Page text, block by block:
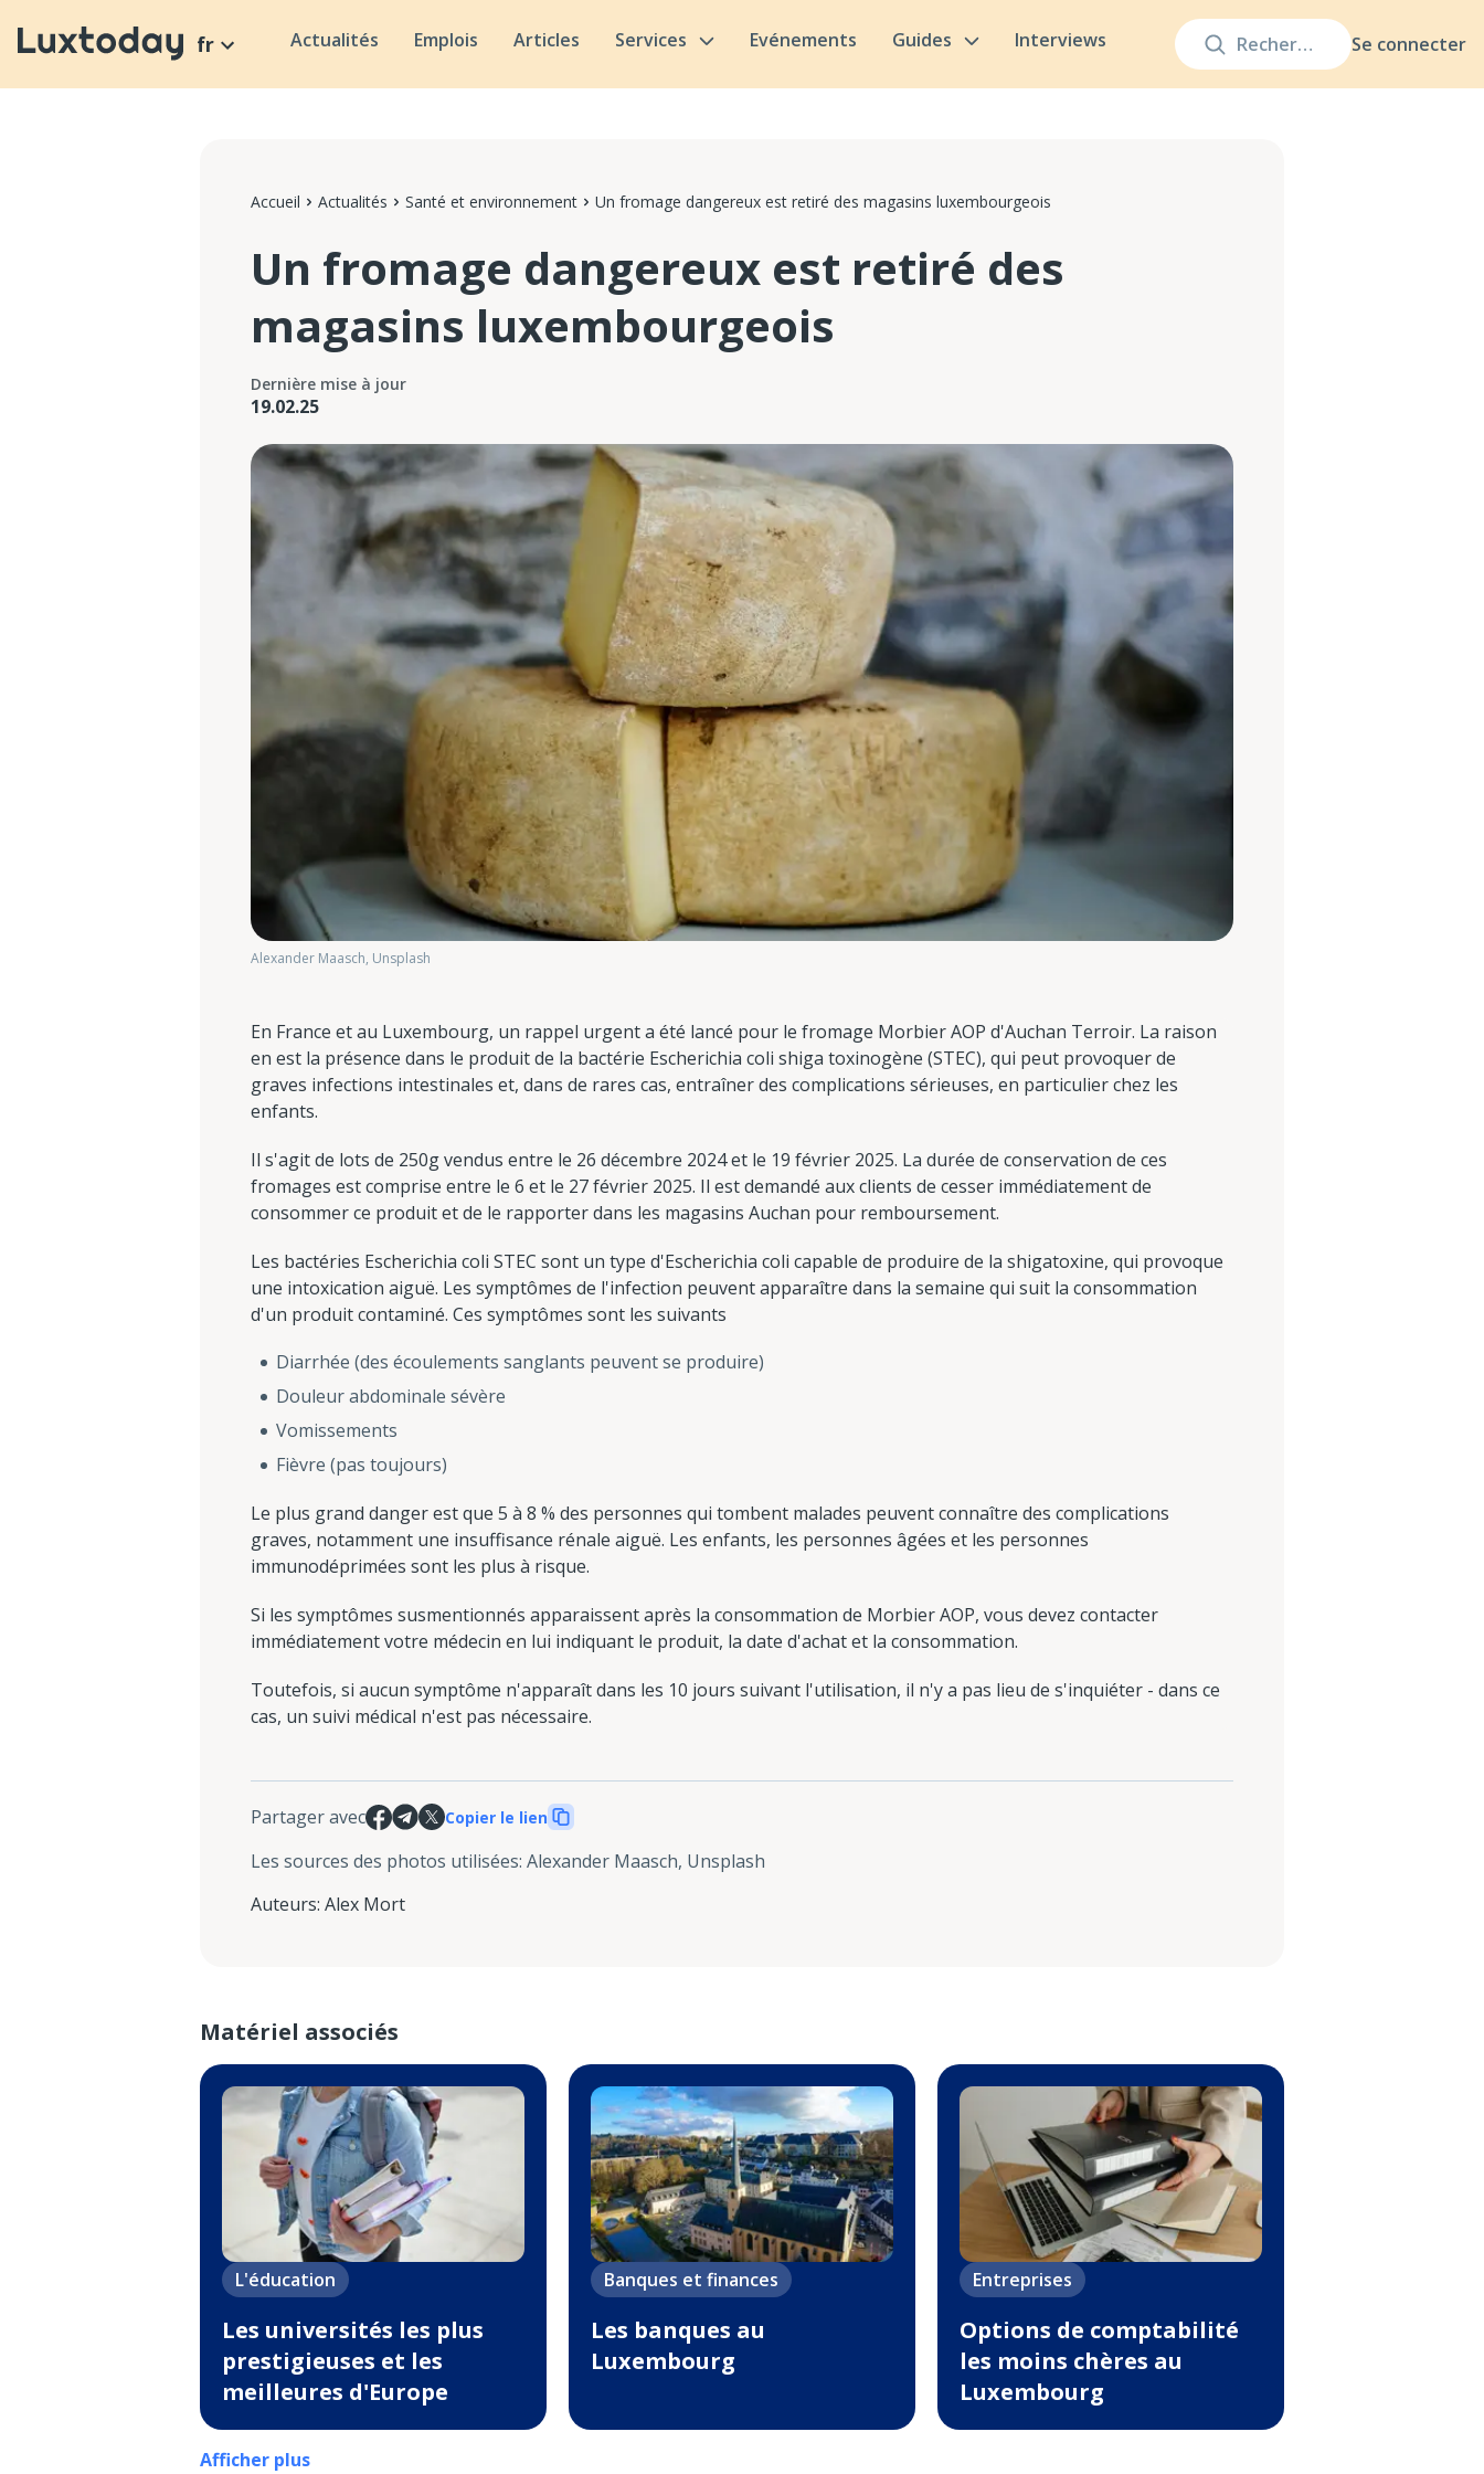
Se connecter
fr Actualités Emplois Articles Services Evénements Guides Interviews
Accueil Actualités Santé et environnement Un fromage dangereux est retiré des magasins luxembourgeois
Un fromage dangereux est retiré des
magasins luxembourgeois
Dernière mise à jour
19.02.25
Alexander Maasch, Unsplash
En France et au Luxembourg, un rappel urgent a été lancé pour le fromage Morbier AOP d'Auchan Terroir. La raison
en est la présence dans le produit de la bactérie Escherichia coli shiga toxinogène (STEC), qui peut provoquer de
graves infections intestinales et, dans de rares cas, entraîner des complications sérieuses, en particulier chez les
enfants.
Il s'agit de lots de 250g vendus entre le 26 décembre 2024 et le 19 février 2025. La durée de conservation de ces
fromages est comprise entre le 6 et le 27 février 2025. Il est demandé aux clients de cesser immédiatement de
consommer ce produit et de le rapporter dans les magasins Auchan pour remboursement.
Les bactéries Escherichia coli STEC sont un type d'Escherichia coli capable de produire de la shigatoxine, qui provoque
une intoxication aiguë. Les symptômes de l'infection peuvent apparaître dans la semaine qui suit la consommation
d'un produit contaminé. Ces symptômes sont les suivants
Diarrhée (des écoulements sanglants peuvent se produire)
Douleur abdominale sévère
Vomissements
Fièvre (pas toujours)
Le plus grand danger est que 5 à 8 % des personnes qui tombent malades peuvent connaître des complications
graves, notamment une insuffisance rénale aiguë. Les enfants, les personnes âgées et les personnes
immunodéprimées sont les plus à risque.
Si les symptômes susmentionnés apparaissent après la consommation de Morbier AOP, vous devez contacter
immédiatement votre médecin en lui indiquant le produit, la date d'achat et la consommation.
Toutefois, si aucun symptôme n'apparaît dans les 10 jours suivant l'utilisation, il n'y a pas lieu de s'inquiéter - dans ce
cas, un suivi médical n'est pas nécessaire.
Partager avec Copier le lien
Les sources des photos utilisées: Alexander Maasch, Unsplash
Auteurs: Alex Mort
Matériel associés
L'éducation
Les universités les plus
prestigieuses et les
meilleures d'Europe
Banques et finances
Les banques au
Luxembourg
Entreprises
Options de comptabilité
les moins chères au
Luxembourg
Afficher plus